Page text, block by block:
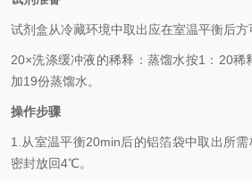
试剂盒从冷藏环境中取出应在室温平衡后方
20×洗涤缓冲液的稀释：蒸馏水按1：20稀
加19份蒸馏水。
操作步骤
1. 从室温平衡20min后的铝箔袋中取出所
密封放回4℃。